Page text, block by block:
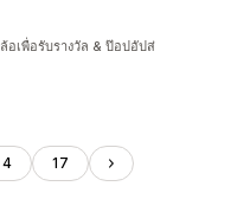
เพื่อรับรางวัล & ป๊อปอัปส่
4 17